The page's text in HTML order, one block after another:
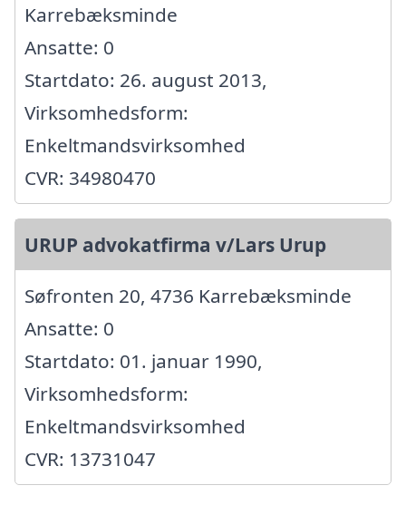
Karrebæksminde
Ansatte: 0
Startdato: 26. august 2013,
Virksomhedsform:
Enkeltmandsvirksomhed
CVR: 34980470
URUP advokatfirma v/Lars Urup
Søfronten 20, 4736 Karrebæksminde
Ansatte: 0
Startdato: 01. januar 1990,
Virksomhedsform:
Enkeltmandsvirksomhed
CVR: 13731047